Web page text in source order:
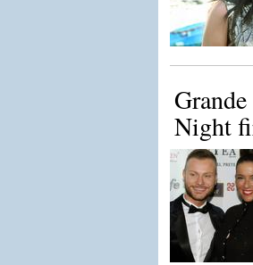
Night